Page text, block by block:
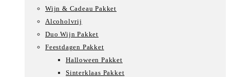
Wijn & Cadeau Pakket
Alcoholvrij
Duo Wijn Pakket
Feestdagen Pakket
Halloween Pakket
Sinterklaas Pakket